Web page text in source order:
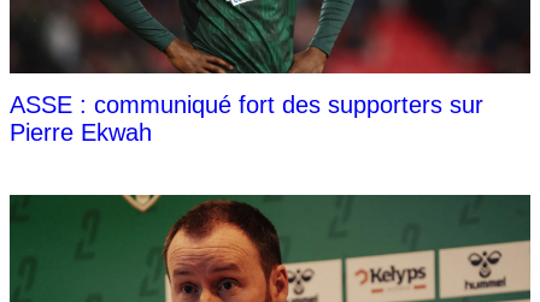
ASSE : communiqué fort des supporters sur
Pierre Ekwah